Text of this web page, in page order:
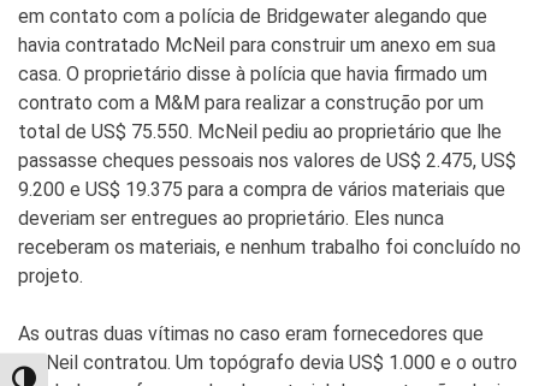
em contato com a polícia de Bridgewater alegando que
havia contratado McNeil para construir um anexo em sua
casa. O proprietário disse à polícia que havia firmado um
contrato com a M&M para realizar a construção por um
total de US$ 75.550. McNeil pediu ao proprietário que lhe
passasse cheques pessoais nos valores de US$ 2.475, US$
9.200 e US$ 19.375 para a compra de vários materiais que
deveriam ser entregues ao proprietário. Eles nunca
receberam os materiais, e nenhum trabalho foi concluído no
projeto.
As outras duas vítimas no caso eram fornecedores que
McNeil contratou. Um topógrafo devia US$ 1.000 e o outro